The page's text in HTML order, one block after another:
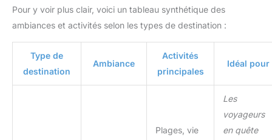
Pour y voir plus clair, voici un tableau synthétique des
ambiances et activités selon les types de destination :
Type de
destination
Ambiance
Activités
principales
Idéal pour
Plages, vie
Les
voyageurs
en quête